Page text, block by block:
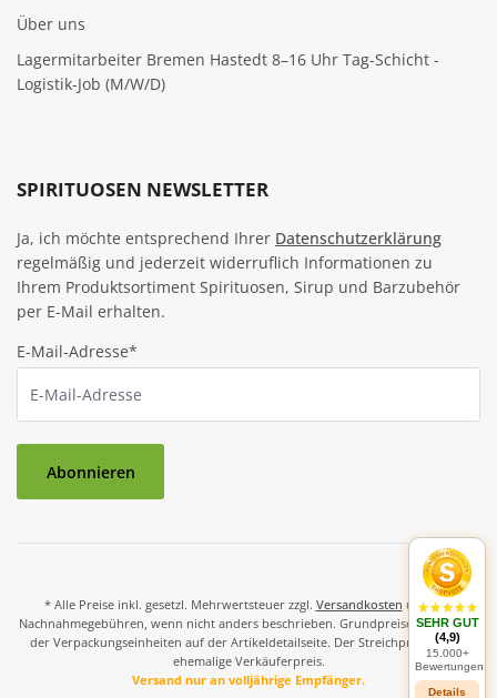
Über uns
Lagermitarbeiter Bremen Hastedt 8–16 Uhr Tag-Schicht -
Logistik-Job (M/W/D)
SPIRITUOSEN NEWSLETTER
Ja, ich möchte entsprechend Ihrer Datenschutzerklärung
regelmäßig und jederzeit widerruflich Informationen zu
Ihrem Produktsortiment Spirituosen, Sirup und Barzubehör
per E-Mail erhalten.
E-Mail-Adresse*
Abonnieren
* Alle Preise inkl. gesetzl. Mehrwertsteuer zzgl. Versandkosten und ggf.
Nachnahmegebühren, wenn nicht anders beschrieben. Grundpreise und Preise
der Verpackungseinheiten auf der Artikeldetailseite. Der Streichpreis ist der
ehemalige Verkäuferpreis.
Versand nur an volljährige Empfänger.
SEHR GUT
(4,9)
15.000+
Bewertungen
Details